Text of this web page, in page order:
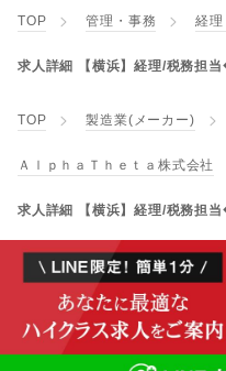
TOP 管理・事務 経
求人詳細 【横浜】経理/税務担
TOP 製造業(メーカー)
ＡｌｐｈａＴｈｅｔａ株式会社
求人詳細 【横浜】経理/税務担